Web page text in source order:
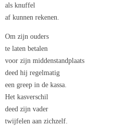
als knuffel
af kunnen rekenen.
Om zijn ouders
te laten betalen
voor zijn middenstandplaats
deed hij regelmatig
een greep in de kassa.
Het kasverschil
deed zijn vader
twijfelen aan zichzelf.